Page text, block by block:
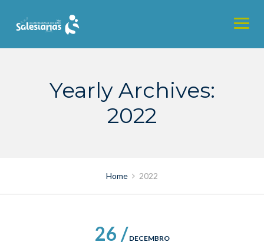
content
Yearly Archives:
2022
Home 2022
26 / DECEMBRO